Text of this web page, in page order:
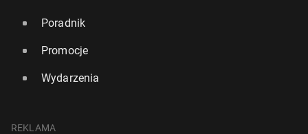
Poradnik
Promocje
Wydarzenia
REKLAMA